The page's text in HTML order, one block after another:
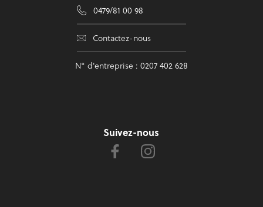
0479/81 00 98
Contactez-nous
N° d'entreprise : 0207 402 628
Suivez-nous